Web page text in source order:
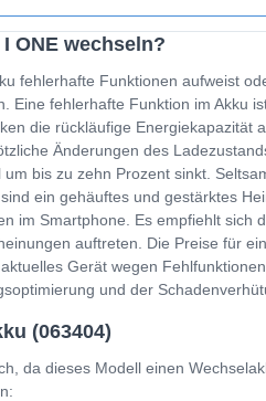
ONE wechseln?
fehlerhafte Funktionen aufweist
fehlerhafte Funktion im Akku
die rückläufige Energiekapazität
Änderungen des
bis zu zehn Prozent sinkt.
ein gehäuftes und gestärktes
im Smartphone. Es empfiehlt sich
auftreten. Die Preise für
Gerät wegen
und der
(063404)
da dieses Modell einen